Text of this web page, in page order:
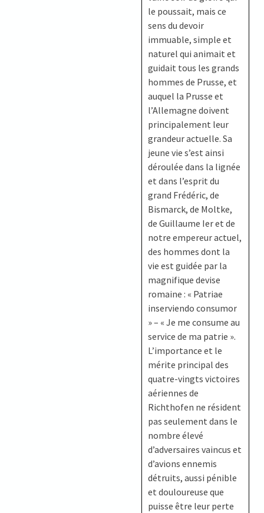
le poussait, mais ce
sens du devoir
immuable, simple et
naturel qui animait et
guidait tous les grands
hommes de Prusse, et
auquel la Prusse et
l’Allemagne doivent
principalement leur
grandeur actuelle. Sa
jeune vie s’est ainsi
déroulée dans la lignée
et dans l’esprit du
grand Frédéric, de
Bismarck, de Moltke,
de Guillaume Ier et de
notre empereur actuel,
des hommes dont la
vie est guidée par la
magnifique devise
romaine : « Patriae
inserviendo consumor
» – « Je me consume au
service de ma patrie ».
L’importance et le
mérite principal des
quatre-vingts victoires
aériennes de
Richthofen ne résident
pas seulement dans le
nombre élevé
d’adversaires vaincus et
d’avions ennemis
détruits, aussi pénible
et douloureuse que
puisse être leur perte